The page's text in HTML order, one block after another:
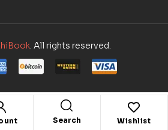
Search Wishlist
. All rights reserved.